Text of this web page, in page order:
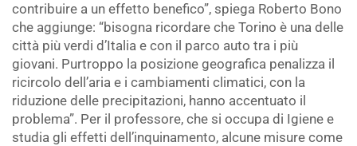
contribuire a un effetto benefico”, spiega Roberto Bono
che aggiunge: “bisogna ricordare che Torino è una delle
città più verdi d’Italia e con il parco auto tra i più
giovani. Purtroppo la posizione geografica penalizza il
ricircolo dell’aria e i cambiamenti climatici, con la
riduzione delle precipitazioni, hanno accentuato il
problema”. Per il professore, che si occupa di Igiene e
studia gli effetti dell’inquinamento, alcune misure come